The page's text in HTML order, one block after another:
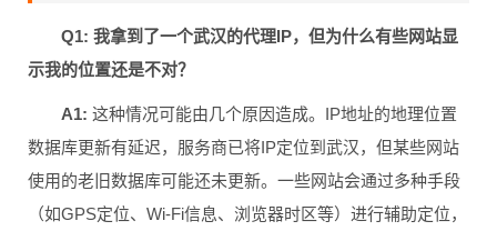
Q1: 我拿到了一个武汉的代理IP，但为什么有些网站显
示我的位置还是不对？
A1: 这种情况可能由几个原因造成。IP地址的地理位置
数据库更新有延迟，服务商已将IP定位到武汉，但某些网站
使用的老旧数据库可能还未更新。一些网站会通过多种手段
（如GPS定位、Wi-Fi信息、浏览器时区等）进行辅助定位，